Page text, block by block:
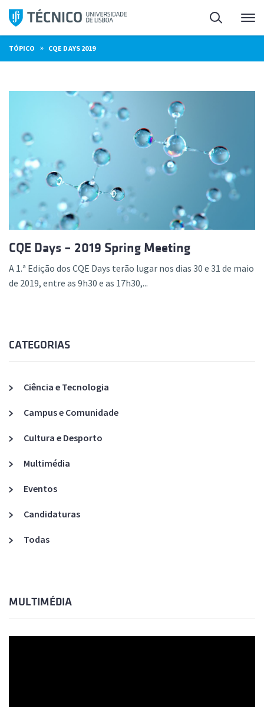
Saltar
para
o
conteúdo
Pesquisa
TÓPICO » CQE DAYS 2019
CQE Days – 2019 Spring Meeting
A 1.ª Edição dos CQE Days terão lugar nos dias 30 e 31 de maio
de 2019, entre as 9h30 e as 17h30,...
CATEGORIAS
Ciência e Tecnologia
Campus e Comunidade
Cultura e Desporto
Multimédia
Eventos
Candidaturas
Todas
MULTIMÉDIA